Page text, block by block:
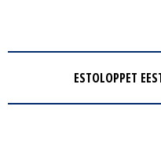
ESTOLOPPET